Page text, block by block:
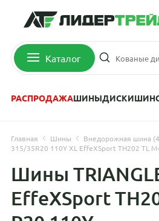
Каталог
РАСПРОДАЖАШИНЫДИСКИ
Главная Шины
Внедорожная шина
315/35R20 110Y XL EffeXSport TH202 TL
Шины
EffeXSport